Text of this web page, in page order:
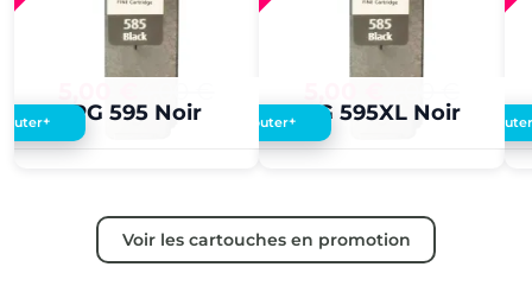
PG 595 Noir
+ PG 595XL Noir
Ajouter+
Voir les cartouches en promotion